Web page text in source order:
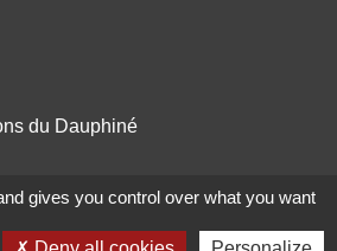
du Dauphiné
Auvergne Rhône Alpes
gives you control over what you want